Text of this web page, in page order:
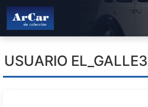
USUARIO